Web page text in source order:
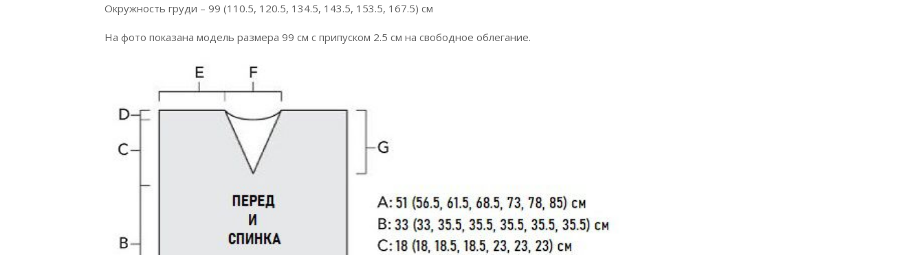
Окружность груди – 99 (110.5, 120.5, 134.5, 143.5, 153.5, 167.5) см
На фото показана модель размера 99 см с припуском 2.5 см на свободное облегание.